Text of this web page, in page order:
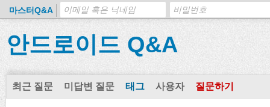
마스터Q&A
안드로이드 Q&A
최근 질문 미답변 질문 태그 사용자 질문하기